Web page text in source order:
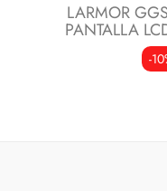
LARMOR
PANTALLA
-